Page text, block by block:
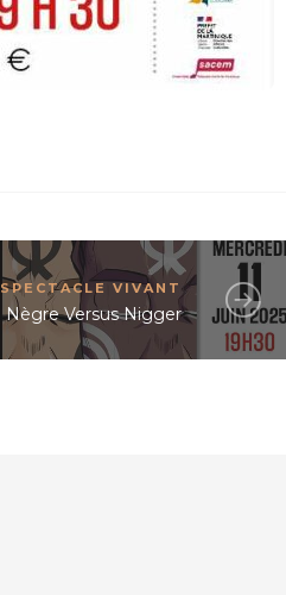
SPECTACLE VIVANT
Nègre Versus Nigger